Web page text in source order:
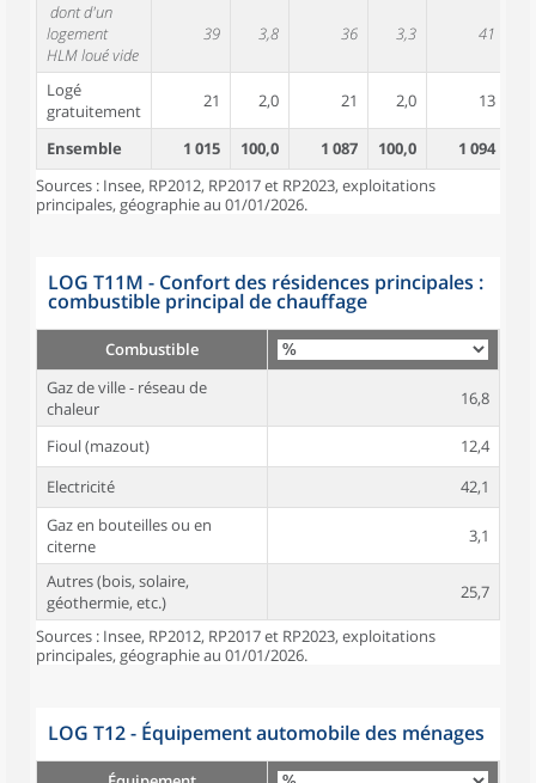
dont d'un
logement
HLM loué vide
39 3,8 36 3,3 41
Logé
gratuitement
21 2,0 21 2,0 13
Ensemble 1 015 100,0 1 087 100,0 1 094
Sources : Insee, RP2012, RP2017 et RP2023, exploitations
principales, géographie au 01/01/2026.
LOG T11M - Confort des résidences principales :
combustible principal de chauffage
Combustible
Gaz de ville - réseau de
chaleur
16,8
Fioul (mazout)
12,4
Electricité
42,1
Gaz en bouteilles ou en
citerne
3,1
Autres (bois, solaire,
géothermie, etc.)
25,7
Sources : Insee, RP2012, RP2017 et RP2023, exploitations
principales, géographie au 01/01/2026.
LOG T12 - Équipement automobile des ménages